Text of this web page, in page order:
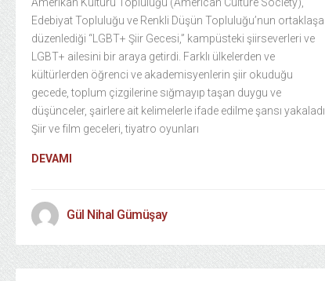
Edebiyat Topluluğu ve Renkli Düşün Topluluğu’nun ortaklaşa
düzenlediği “LGBT+ Şiir Gecesi,” kampüsteki şiirseverleri ve
LGBT+ ailesini bir araya getirdi. Farklı ülkelerden ve
kültürlerden öğrenci ve akademisyenlerin şiir okuduğu
gecede, toplum çizgilerine sığmayıp taşan duygu ve
düşünceler, şairlere ait kelimelerle ifade edilme şansı yakaladı.
Şiir ve film geceleri, tiyatro oyunları
DEVAMI
Gül Nihal Gümüşay